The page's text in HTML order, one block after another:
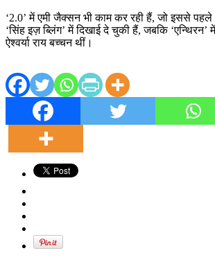
‘2.0’ में एमी जैक्सन भी काम कर रही हैं, जो इससे
‘सिंह इज़ ब्लिंग’ में दिखाई दे चुकी हैं, जबकि ‘एन्थिरन’
ऐश्वर्या राय बच्चन थीं।